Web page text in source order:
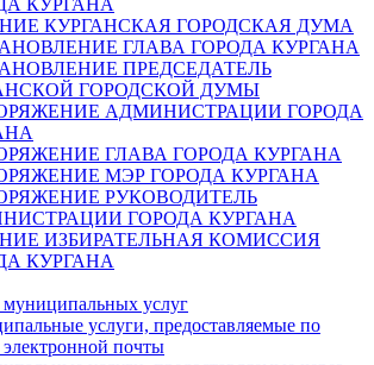
КУРГАНА
КУРГАНСКАЯ ГОРОДСКАЯ ДУМА
ГЛАВА ГОРОДА КУРГАНА
ПРЕДСЕДАТЕЛЬ
ГОРОДСКОЙ ДУМЫ
АДМИНИСТРАЦИИ ГОРОДА
ГЛАВА ГОРОДА КУРГАНА
МЭР ГОРОДА КУРГАНА
РУКОВОДИТЕЛЬ
ГОРОДА КУРГАНА
ИЗБИРАТЕЛЬНАЯ КОМИССИЯ
КУРГАНА
муниципальных услуг
услуги, предоставляемые по
электронной почты